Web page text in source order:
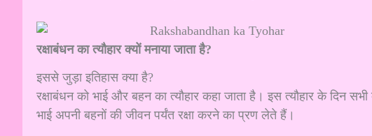
रक्षाबंधन का त्यौहार क्यों मनाया जाता है?
इससे जुड़ा इतिहास क्या है?
रक्षाबंधन को भाई और बहन का त्यौहार कहा जाता है। इस त्यौहार के दिन
भाई अपनी बहनों की जीवन पर्यंत रक्षा करने का प्रण लेते हैं।